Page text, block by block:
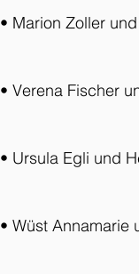
• Marion Zoller
• Verena Fischer
• Ursula Egli und
• Wüst Annamarie